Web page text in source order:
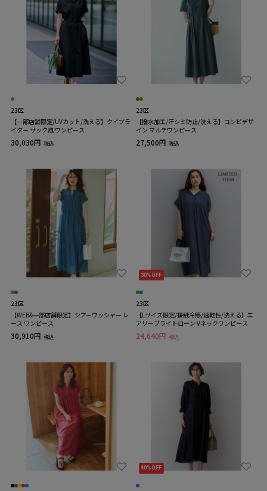
23区
【一部店舗限定/UVカット/洗える】タイプラ
イター サック風 ワンピース
30,030円 税込
23区
【撥水加工/汗シミ防止/洗える】コンビデザ
イン マルチワンピース
27,500円 税込
23区
【WEB&一部店舗限定】シアーワッシャー レ
ース ワンピース
30,910円 税込
30%OFF
23区
【Lサイズ限定/接触冷感/速乾性/洗える】エ
アリーブライトローン Vネックワンピース
24,640円 税込
40%OFF